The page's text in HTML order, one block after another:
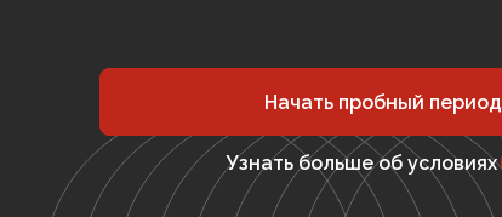
Начать пробный период
Узнать больше об условиях